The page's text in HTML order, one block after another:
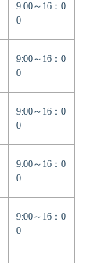
9:00～16：0
0
9:00～16：0
0
9:00～16：0
0
9:00～16：0
0
9:00～16：0
0